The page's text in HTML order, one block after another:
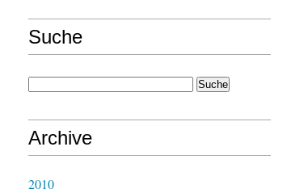
Suche
Archive
2010